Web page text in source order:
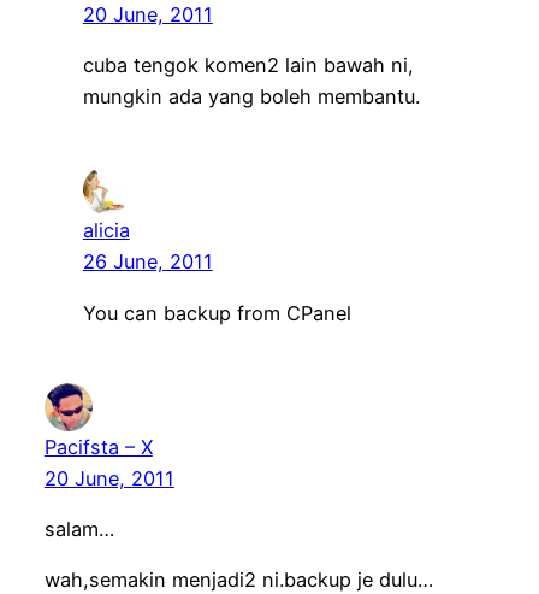
20 June, 2011
cuba tengok komen2 lain bawah ni,
mungkin ada yang boleh membantu.
alicia
26 June, 2011
You can backup from CPanel
Pacifsta – X
20 June, 2011
salam…
wah,semakin menjadi2 ni.backup je dulu…